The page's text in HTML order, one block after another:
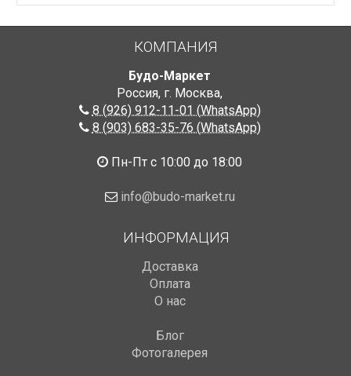
КОМПАНИЯ
Будо-Маркет
Россия, г. Москва,
8 (926) 912-11-01 (WhatsApp)
8 (903) 683-35-76 (WhatsApp)
Пн-Пт с 10:00 до 18:00
info@budo-market.ru
ИНФОРМАЦИЯ
Доставка
Оплата
О нас
Блог
Фотогалерея